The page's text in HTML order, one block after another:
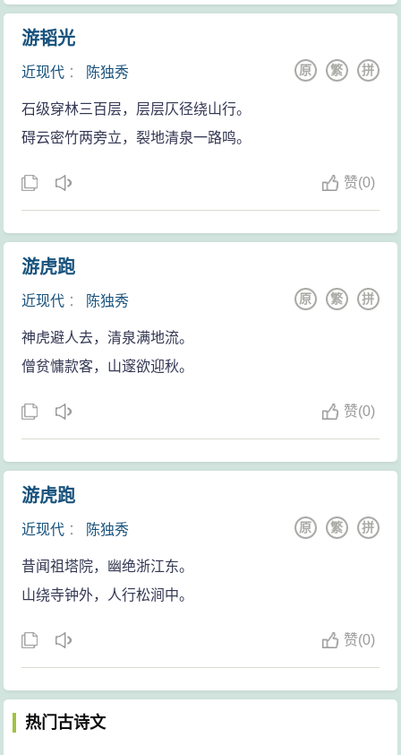
委员会总书记。
在大革命中，陈独秀多次反对共产国际的国共合作
指示（为了保证合作，共产国际要求共产党员留在国民
党内）。但是由于缺乏有系统的、独立的阶级纲领指
导，使得陈独秀等一次次被共产国际领导层错误的行政
的纪律，是共产国际为确保国共合作的既定战略路线的
中心政策（共产国际为何执行这一政策的部分原因参见
百度百科“一国建成社会主义论”的词条）。但不久后共产
国际领导层发来的指令，使大多数中共党员继续坚持旧
政策，而包括陈独秀在内的异议分子无论如何也想不到
要与这种路线彻底决裂，另立独立路线的无产阶级政
茨基一派与斯大林一派正在就同一个中国革命问题进行
大革命失败对中国共产党造成了强烈冲击，大批优
秀干部（包括陈独秀的两个儿子）在反革命屠杀中丧
生，1927年到30年代初的失败浪潮使中共在城市工人中
的影响力严重削弱.。对这次革命失败负有第一责任的共
卸在它的中国支部——中共的头上，中共又把主要责任
推卸在总书记陈独秀头上，指责陈独秀犯了“右倾机会主
游韬光
近现代 ： 陈独秀 拼
繁
原
石级穿林三百层，层层仄径绕山行。
碍云密竹两旁立，裂地清泉一路鸣。
赞(0)
游虎跑
近现代 ： 陈独秀 拼
繁
原
神虎避人去，清泉满地流。
僧贫慵款客，山邃欲迎秋。
赞(0)
游虎跑
近现代 ： 陈独秀 拼
繁
原
昔闻祖塔院，幽绝浙江东。
山绕寺钟外，人行松涧中。
赞(0)
热门古诗文